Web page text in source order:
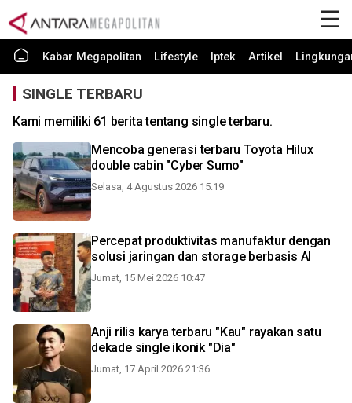
Kabar Megapolitan Lifestyle Iptek Artikel
SINGLE TERBARU
Kami memiliki 61 berita tentang single terbaru.
Mencoba generasi terbaru Toyota Hilux
double cabin "Cyber Sumo"
Selasa, 4 Agustus 2026 15:19
Percepat produktivitas manufaktur dengan
solusi jaringan dan storage berbasis AI
Jumat, 15 Mei 2026 10:47
Anji rilis karya terbaru "Kau" rayakan satu
dekade single ikonik "Dia"
Jumat, 17 April 2026 21:36